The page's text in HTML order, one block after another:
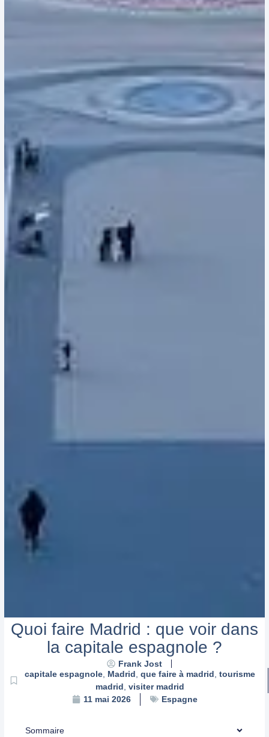
Quoi faire Madrid : que voir dans
la capitale espagnole ?
Frank Jost
capitale espagnole Madrid que faire à madrid tourisme
madrid visiter madrid
11 mai 2026
Espagne
Sommaire